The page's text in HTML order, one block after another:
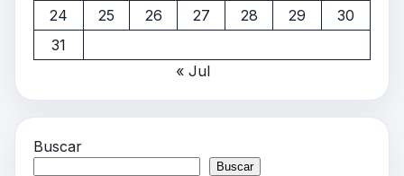
24
25 26 27 28 29
30
31
« Jul
Buscar
Buscar